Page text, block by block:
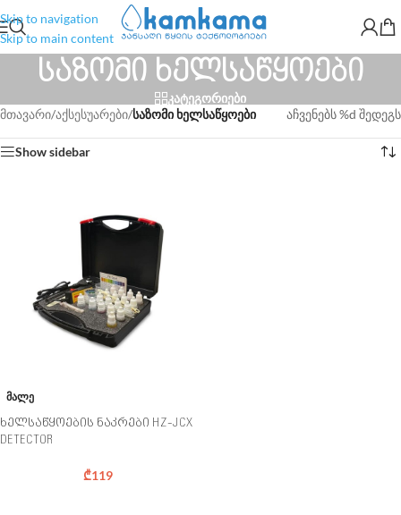
Skip to navigation
Skip to main content
საზომი ხელსაწყოები
კატეგორიები
მთავარი/აქსესუარები/საზომი ხელსაწყოები აჩვენებს %d შედეგს
Show sidebar
ᲛᲐᲚᲔ
ხელსაწყოების ნაკრები HZ-JCX
DETECTOR
₾119